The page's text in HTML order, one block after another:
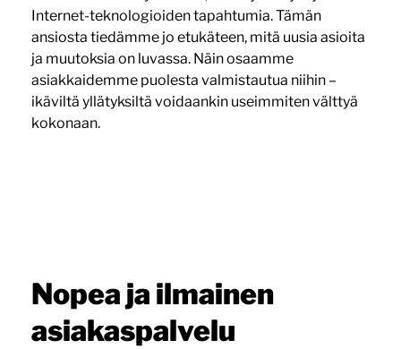
Internet-teknologioiden tapahtumia. Tämän
ansiosta tiedämme jo etukäteen, mitä uusia asioita
ja muutoksia on luvassa. Näin osaamme
asiakkaidemme puolesta valmistautua niihin –
ikäviltä yllätyksiltä voidaankin useimmiten välttyä
kokonaan.
Nopea ja ilmainen
asiakaspalvelu